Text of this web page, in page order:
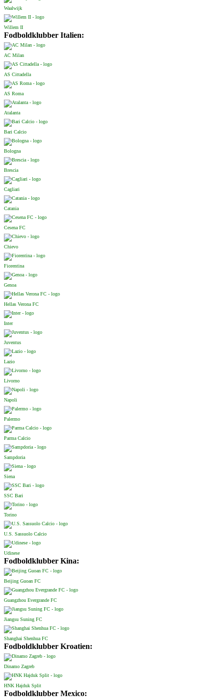
Waalwijk
Willem II
Fodboldklubber Italien:
AC Milan
AS Cittadella
AS Roma
Atalanta
Bari Calcio
Bologna
Brescia
Cagliari
Catania
Cesena FC
Chievo
Fiorentina
Genoa
Hellas Verona FC
Inter
Juventus
Lazio
Livorno
Napoli
Palermo
Parma Calcio
Sampdoria
Siena
SSC Bari
Torino
U.S. Sassuolo Calcio
Udinese
Fodboldklubber Kina:
Beijing Guoan FC
Guangzhou Evergrande FC
Jiangsu Suning FC
Shanghai Shenhua FC
Fodboldklubber Kroatien:
Dinamo Zagreb
HNK Hajduk Split
Fodboldklubber Mexico: